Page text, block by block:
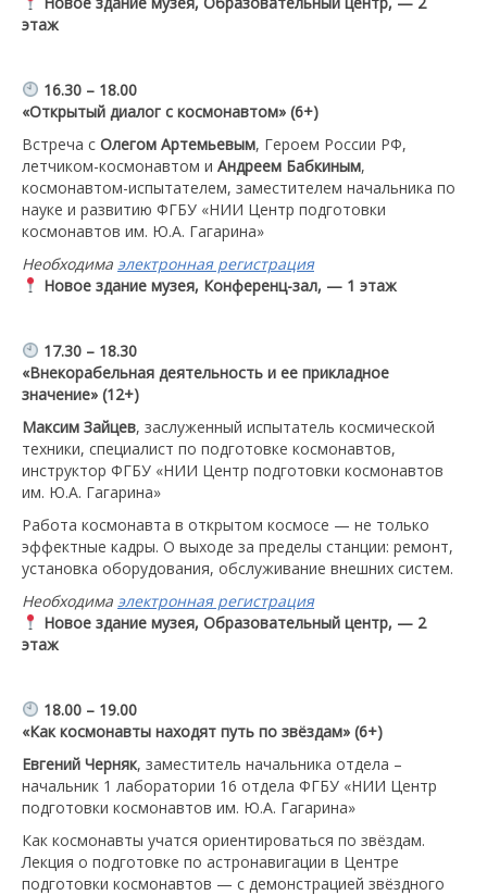
этаж
16.30 – 18.00
«Открытый диалог с космонавтом» (6+)
Встреча с Олегом Артемьевым, Героем России РФ,
летчиком-космонавтом и Андреем Бабкиным,
космонавтом-испытателем, заместителем начальника по
науке и развитию ФГБУ «НИИ Центр подготовки
космонавтов им. Ю.А. Гагарина»
Необходима электронная регистрация
Новое здание музея, Конференц-зал, — 1 этаж
17.30 – 18.30
«Внекорабельная деятельность и ее прикладное
значение» (12+)
Максим Зайцев, заслуженный испытатель космической
техники, специалист по подготовке космонавтов,
инструктор ФГБУ «НИИ Центр подготовки космонавтов
им. Ю.А. Гагарина»
Работа космонавта в открытом космосе — не только
эффектные кадры. О выходе за пределы станции: ремонт,
установка оборудования, обслуживание внешних систем.
Необходима электронная регистрация
Новое здание музея, Образовательный центр, — 2
этаж
18.00 – 19.00
«Как космонавты находят путь по звёздам» (6+)
Евгений Черняк, заместитель начальника отдела –
начальник 1 лаборатории 16 отдела ФГБУ «НИИ Центр
подготовки космонавтов им. Ю.А. Гагарина»
Как космонавты учатся ориентироваться по звёздам.
Лекция о подготовке по астронавигации в Центре
подготовки космонавтов — с демонстрацией звёздного